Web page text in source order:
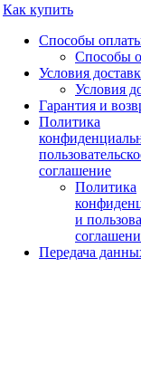
Как купить
Способы
Способы
Условия
Условия
Гарантия и
Политика
соглашение
Политика
и
Передача